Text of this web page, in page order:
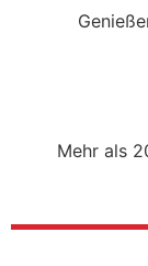
Mehr als